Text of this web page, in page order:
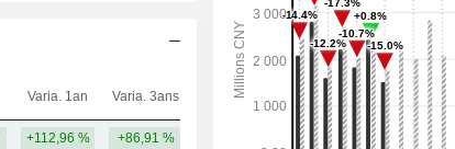
Varia. 1an Varia. 3ans Capi.($)
+112,96 % +86,91 %